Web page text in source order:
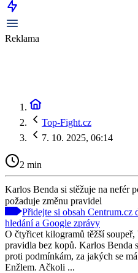
Reklama
Top-Fight.cz
7. 10. 2025, 06:14
2 min
Karlos Benda si stěžuje na nefér
požaduje změnu pravidel
Přidejte si obsah
hledání a Google zprávy
O čtyřicet kilogramů těžší
pravidla bez kopů. Karlos Benda
proti podmínkám, za jakých se
Enžlem. Ačkoli ...